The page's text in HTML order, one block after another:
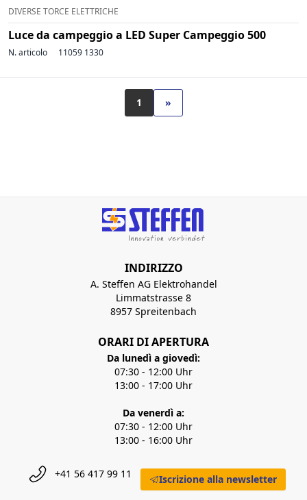
DIVERSE TORCE ELETTRICHE
Luce da campeggio a LED Super Campeggio 500
N. articolo 11059 1330
1 »
INDIRIZZO
A. Steffen AG Elektrohandel
Limmatstrasse 8
8957 Spreitenbach
ORARI DI APERTURA
Da lunedì a giovedì:
07:30 - 12:00 Uhr
13:00 - 17:00 Uhr
Da venerdì a:
07:30 - 12:00 Uhr
13:00 - 16:00 Uhr
+41 56 417 99 11 Iscrizione alla newsletter